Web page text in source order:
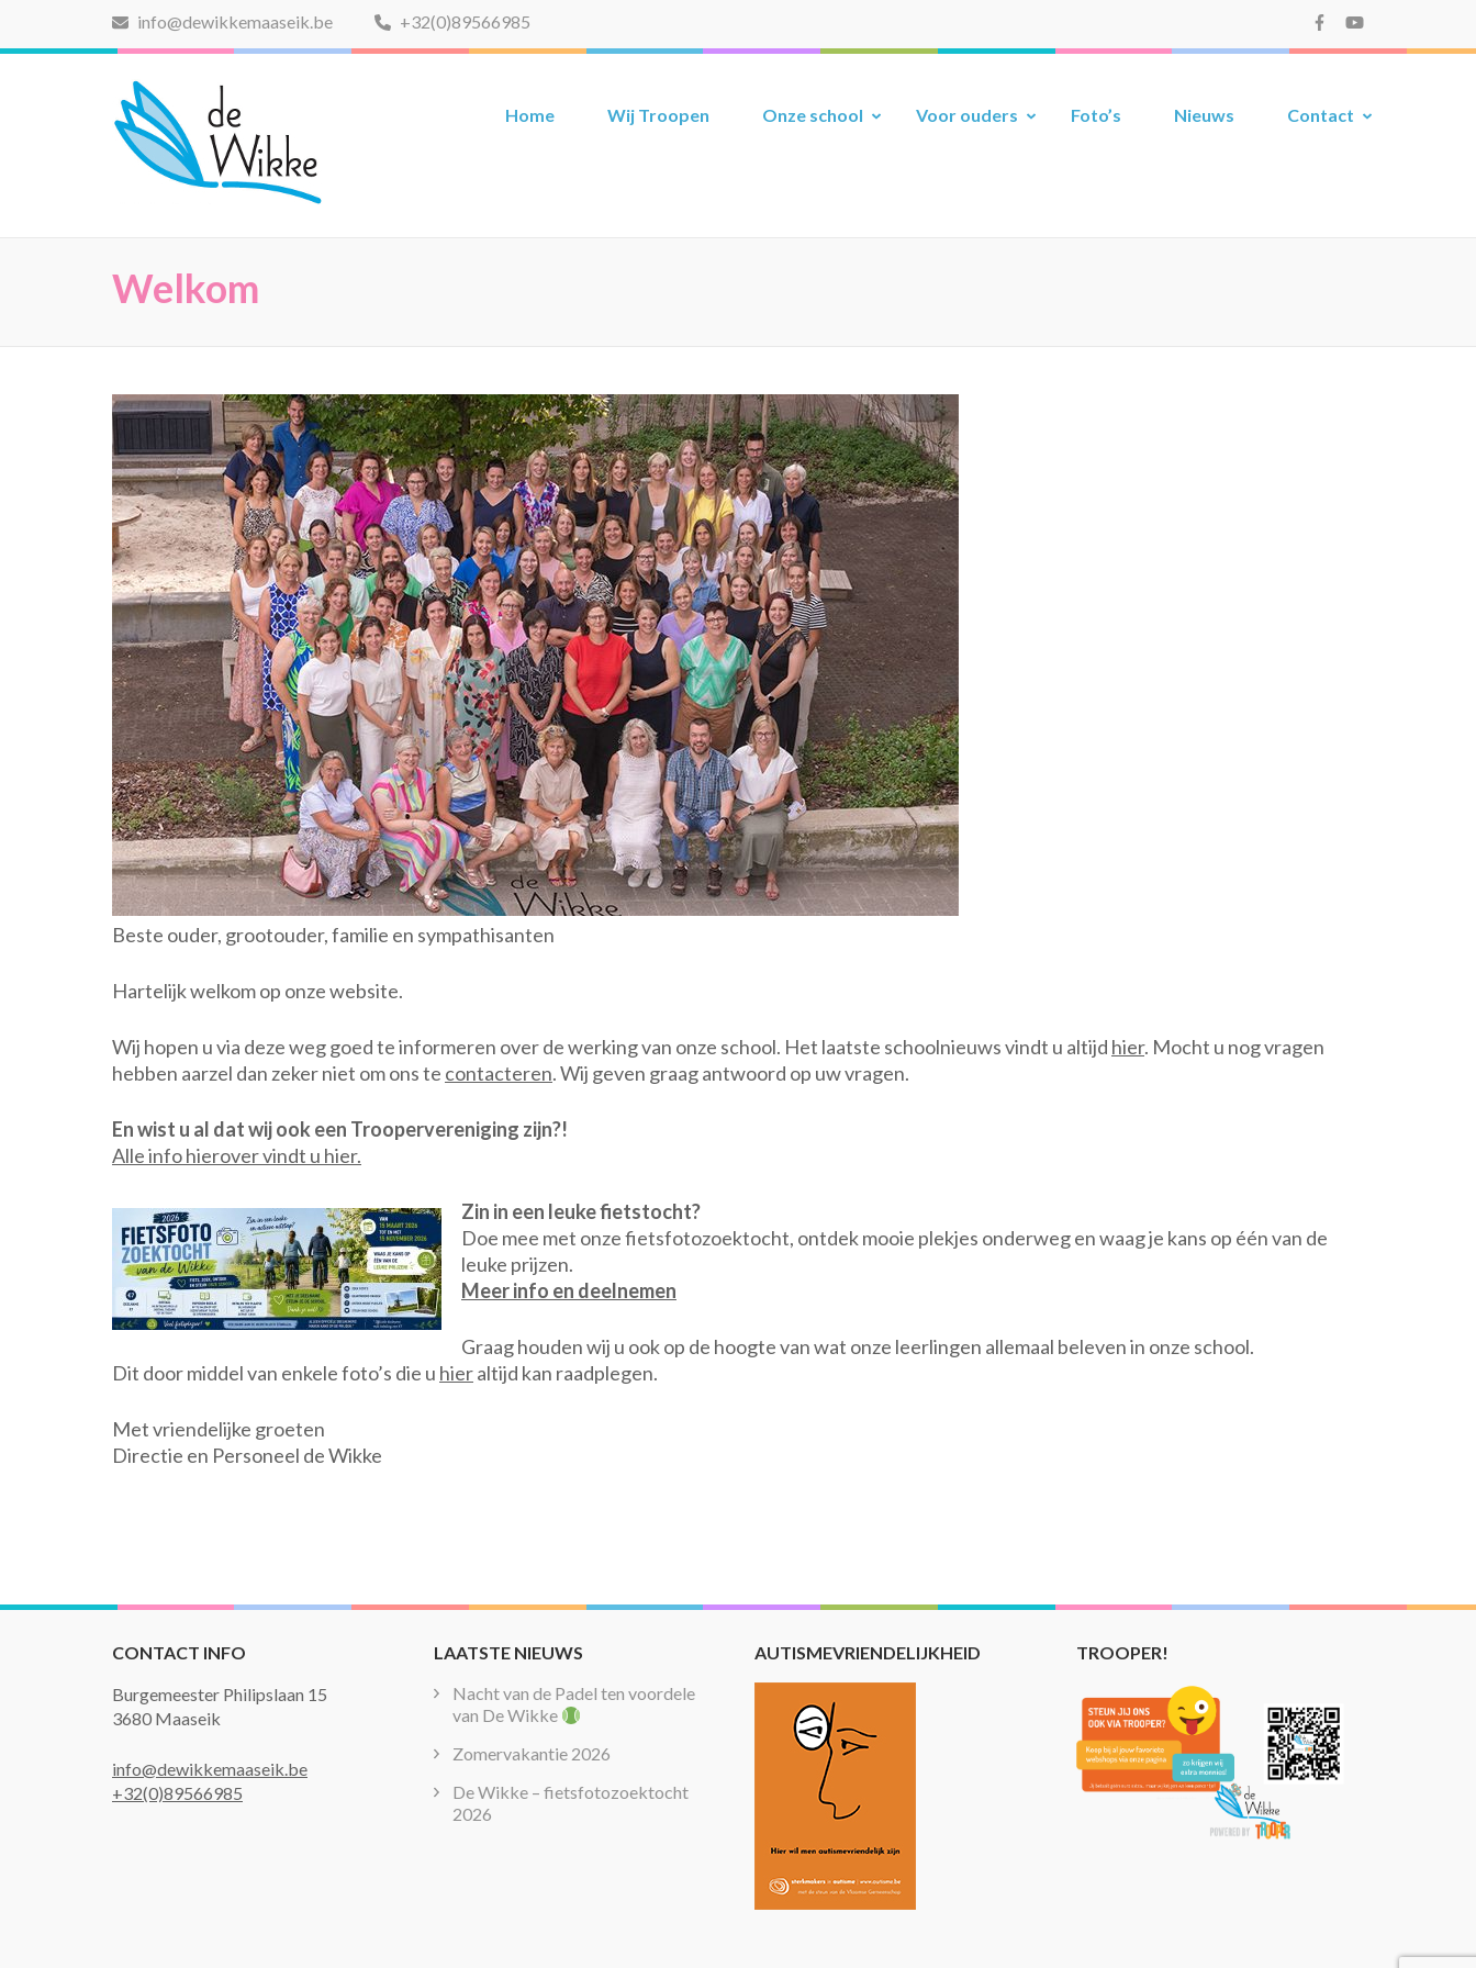
info@dewikkemaaseik.be +32(0)89566985
De Wikke Maaseik
Home Wij Troopen Onze school Voor ouders Foto’s Nieuws Contact
Welkom
Beste ouder, grootouder, familie en sympathisanten
Hartelijk welkom op onze website.
Wij hopen u via deze weg goed te informeren over de werking van onze school. Het laatste schoolnieuws vindt u altijd hier. Mocht u nog vragen
hebben aarzel dan zeker niet om ons te contacteren. Wij geven graag antwoord op uw vragen.
En wist u al dat wij ook een Troopervereniging zijn?!
Alle info hierover vindt u hier.
Zin in een leuke fietstocht?
Doe mee met onze fietsfotozoektocht, ontdek mooie plekjes onderweg en waag je kans op één van de
leuke prijzen.
Meer info en deelnemen
Graag houden wij u ook op de hoogte van wat onze leerlingen allemaal beleven in onze school.
Dit door middel van enkele foto’s die u hieraltijd kan raadplegen.
Met vriendelijke groeten
Directie en Personeel de Wikke
CONTACT INFO
Burgemeester Philipslaan 15
3680 Maaseik
info@dewikkemaaseik.be
+32(0)89566985
LAATSTE NIEUWS
Nacht van de Padel ten voordele
van De Wikke
Zomervakantie 2026
De Wikke – fietsfotozoektocht
2026
AUTISMEVRIENDELIJKHEID TROOPER!